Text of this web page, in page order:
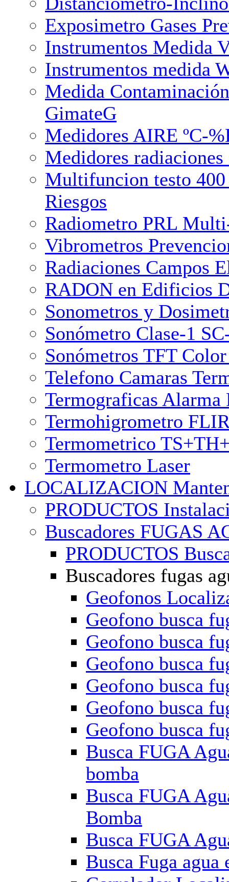
Exposimetro Gases
Instrumentos Medida
Instrumentos medida
Medida
GimateG
Medidores AIRE ºC-
Medidores
Multifuncion testo
Riesgos
Radiometro PRL
Vibrometros
Radiaciones Campos
RADON en Edificios
Sonometros y
Sonómetro Clase-1
Sonómetros TFT
Telefono Camaras
Termograficas Alarma
Termohigrometro
Termometrico
Termometro Laser
LOCALIZACION
PRODUCTOS
Buscadores FUGAS
PRODUCTOS
Buscadores fugas
Geofonos
Geofono busca
Geofono busca
Geofono busca
Geofono busca
Geofono busca
Geofono busca
Busca FUGA
bomba
Busca FUGA
Bomba
Busca FUGA
Busca Fuga agua